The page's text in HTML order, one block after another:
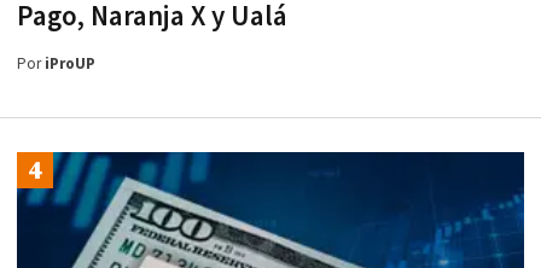
Pago, Naranja X y Ualá
PoriProUP